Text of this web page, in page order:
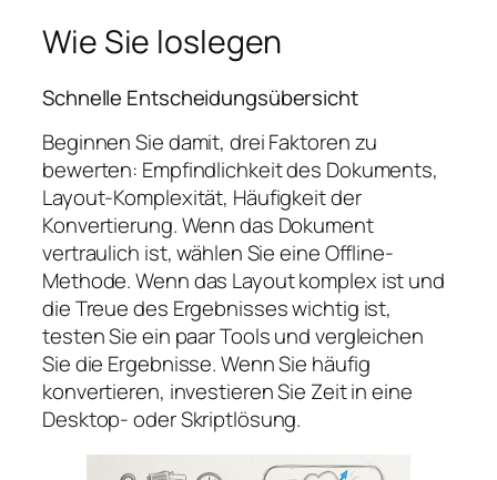
Wie Sie loslegen
Schnelle Entscheidungsübersicht
Beginnen Sie damit, drei Faktoren zu
bewerten: Empfindlichkeit des Dokuments,
Layout-Komplexität, Häufigkeit der
Konvertierung. Wenn das Dokument
vertraulich ist, wählen Sie eine Offline-
Methode. Wenn das Layout komplex ist und
die Treue des Ergebnisses wichtig ist,
testen Sie ein paar Tools und vergleichen
Sie die Ergebnisse. Wenn Sie häufig
konvertieren, investieren Sie Zeit in eine
Desktop- oder Skriptlösung.